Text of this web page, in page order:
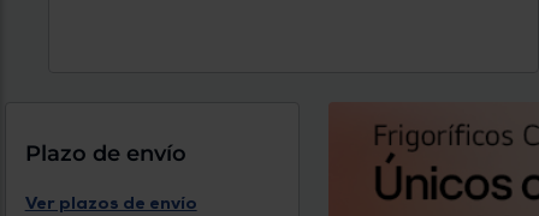
Plazo de envío
Ver plazos de envío